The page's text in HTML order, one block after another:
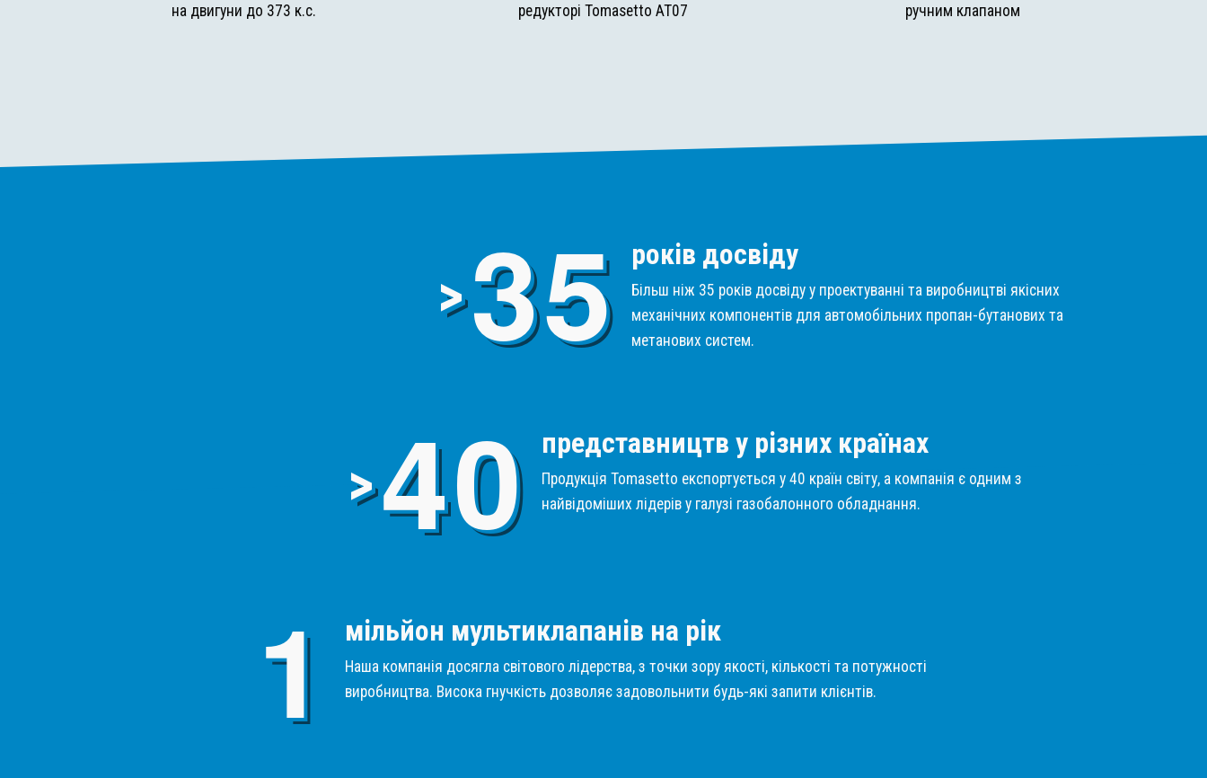
на двигуни до 373 к.с.
редукторі Tomasetto AT07
ручним клапаном
>3
5
років досвіду
Більш ніж 35 років досвіду у проектуванні та виробництві якісних
механічних компонентів для автомобільних пропан-бутанових та
метанових систем.
>4
0
представництв у різних країнах
Продукція Tomasetto експортується у 40 країн світу, а компанія є одним з
найвідоміших лідерів у галузі газобалонного обладнання.
1
мільйон мультиклапанів на рік
Наша компанія досягла світового лідерства, з точки зору якості, кількості та потужності
виробництва. Висока гнучкість дозволяє задовольнити будь-які запити клієнтів.